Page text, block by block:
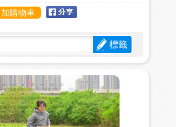
加購物車
標籤